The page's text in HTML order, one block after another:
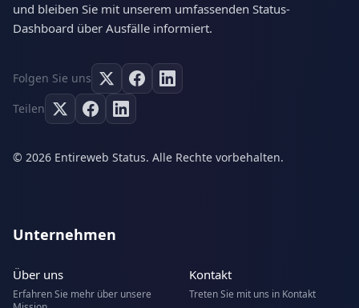
und bleiben Sie mit unserem umfassenden Status-
Dashboard über Ausfälle informiert.
Folgen Sie uns
Teilen
© 2026 Entireweb Status. Alle Rechte vorbehalten.
Unternehmen
Über uns
Erfahren Sie mehr über unsere
Kontakt
Treten Sie mit uns in Kontakt